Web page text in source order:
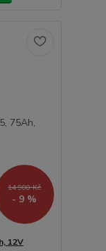
14 900 Kč
- 9 %
12V